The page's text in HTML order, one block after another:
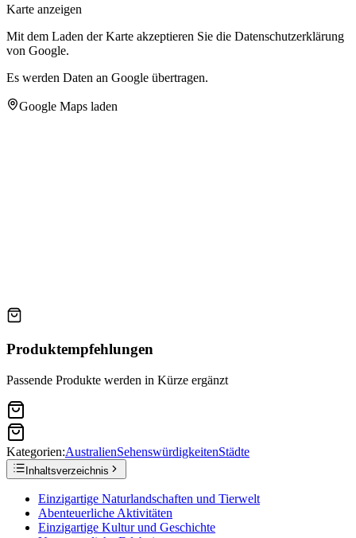
Karte anzeigen
Mit dem Laden der Karte akzeptieren Sie die Datenschutzerklärung
von Google.
Es werden Daten an Google übertragen.
Google Maps laden
Produktempfehlungen
Passende Produkte werden in Kürze ergänzt
Kategorien:AustralienSehenswürdigkeitenStädte
Inhaltsverzeichnis
Einzigartige Naturlandschaften und Tierwelt
Abenteuerliche Aktivitäten
Einzigartige Kultur und Geschichte